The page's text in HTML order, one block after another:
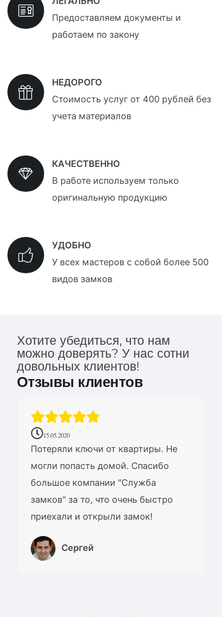
Предоставляем документы и
работаем по закону
НЕДОРОГО
Стоимость услуг от 400 рублей без
учета материалов
КАЧЕСТВЕННО
В работе используем только
оригинальную продукцию
УДОБНО
У всех мастеров с собой более 500
видов замков
Хотите убедиться, что нам
можно доверять? У нас сотни
довольных клиентов!
Отзывы клиентов
15.05.2020
Потеряли ключи от квартиры. Не
могли попасть домой. Спасибо
большое компании "Служба
замков" за то, что очень быстро
приехали и открыли замок!
Сергей